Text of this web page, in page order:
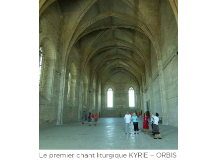
Le premier chant liturgique KYRIE – ORBIS